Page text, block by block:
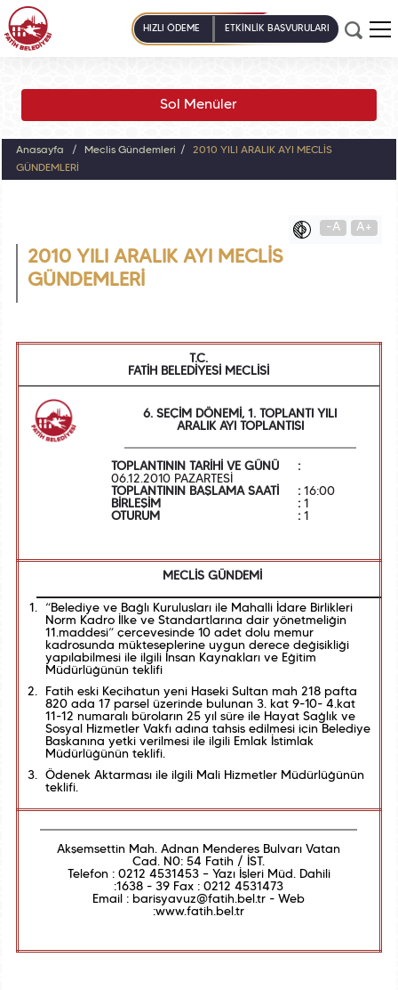
HIZLI ÖDEME ETKİNLİK BAŞVURULARI
Sol Menüler
Anasayfa Meclis Gündemleri
2010 YILI ARALIK AYI MECLİS
GÜNDEMLERİ
-A A+
2010 YILI ARALIK AYI MECLİS
GÜNDEMLERİ
T.C.
FATİH BELEDİYESİ MECLİSİ
6. SEÇİM DÖNEMİ, 1. TOPLANTI YILI
ARALIK AYI TOPLANTISI
TOPLANTININ TARİHİ VE GÜNÜ
:
06.12.2010 PAZARTESİ
TOPLANTININ BAŞLAMA SAATİ
: 16:00
BİRLEŞİM
: 1
OTURUM
: 1
MECLİS GÜNDEMİ
“Belediye ve Bağlı Kuruluşları ile Mahalli İdare Birlikleri
Norm Kadro İlke ve Standartlarına dair yönetmeliğin
11.maddesi” çerçevesinde 10 adet dolu memur
kadrosunda mükteseplerine uygun derece değişikliği
yapılabilmesi ile ilgili İnsan Kaynakları ve Eğitim
Müdürlüğünün teklifi
Fatih eski Keçihatun yeni Haseki Sultan mah 218 pafta
820 ada 17 parsel üzerinde bulunan 3. kat 9-10- 4.kat
11-12 numaralı büroların 25 yıl süre ile Hayat Sağlık ve
Sosyal Hizmetler Vakfı adına tahsis edilmesi için Belediye
Başkanına yetki verilmesi ile ilgili Emlak İstimlak
Müdürlüğünün teklifi.
Ödenek Aktarması ile ilgili Mali Hizmetler Müdürlüğünün
teklifi.
Akşemsettin Mah. Adnan Menderes Bulvarı Vatan
Cad. N0: 54 Fatih / İST.
Telefon : 0212 4531453 – Yazı İşleri Müd. Dahili
:1638 - 39 Fax : 0212 4531473
Email : barisyavuz@fatih.bel.tr - Web
:www.fatih.bel.tr